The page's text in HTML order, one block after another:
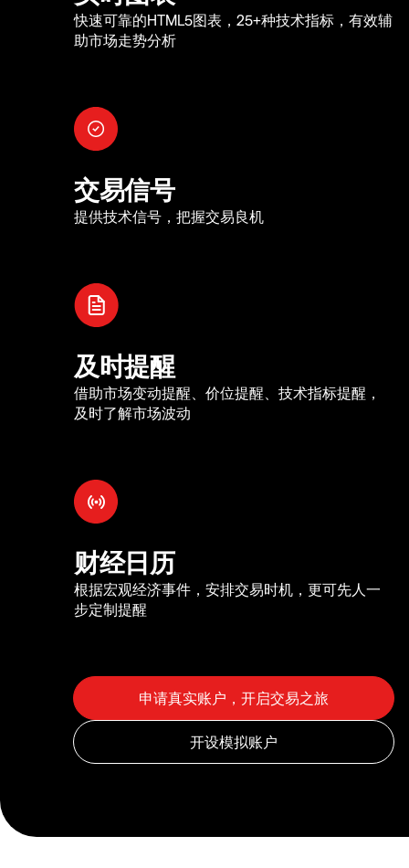
快速可靠的HTML5图表，25+种技术指标，有效辅
助市场走势分析
交易信号
提供技术信号，把握交易良机
及时提醒
借助市场变动提醒、价位提醒、技术指标提醒，
及时了解市场波动
财经日历
根据宏观经济事件，安排交易时机，更可先人一
步定制提醒